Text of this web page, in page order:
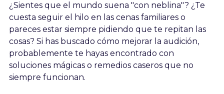
¿Sientes que el mundo suena "con neblina"? ¿Te
cuesta seguir el hilo en las cenas familiares o
pareces estar siempre pidiendo que te repitan las
cosas? Si has buscado cómo mejorar la audición,
probablemente te hayas encontrado con
soluciones mágicas o remedios caseros que no
siempre funcionan.